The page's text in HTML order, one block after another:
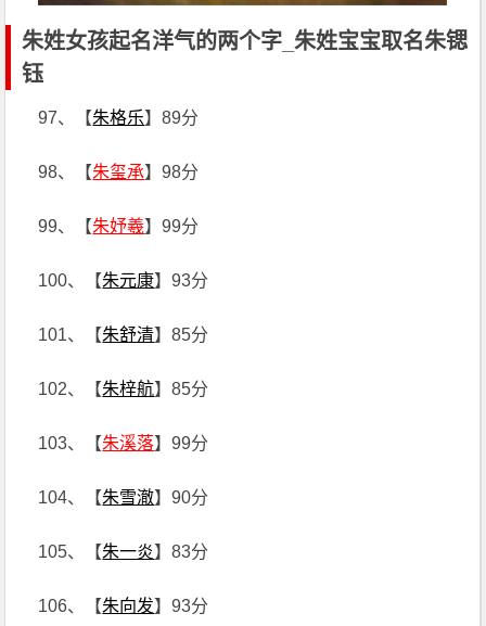
朱姓女孩起名洋气的两个字_朱姓宝宝取名朱锶
钰
97、【朱格乐】89分
98、【朱玺承】98分
99、【朱妤羲】99分
100、【朱元康】93分
101、【朱舒清】85分
102、【朱梓航】85分
103、【朱溪落】99分
104、【朱雪澈】90分
105、【朱一炎】83分
106、【朱向发】93分